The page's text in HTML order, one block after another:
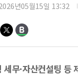
년05월15일 13:32
세무·자산컨설팅 등